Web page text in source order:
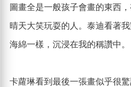
圖畫全是一般孩子會畫的東西
晴天大笑玩耍的人。泰迪看著
海綿一樣，沉浸在我的稱讚中。
卡蘿琳看到最後一張畫似乎很